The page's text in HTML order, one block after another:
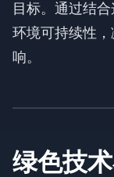
目标。通过结
环境可持续性
响。
绿色技